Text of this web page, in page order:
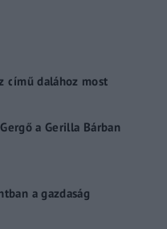
című dalához most
a Gerilla Bárban
a gazdaság